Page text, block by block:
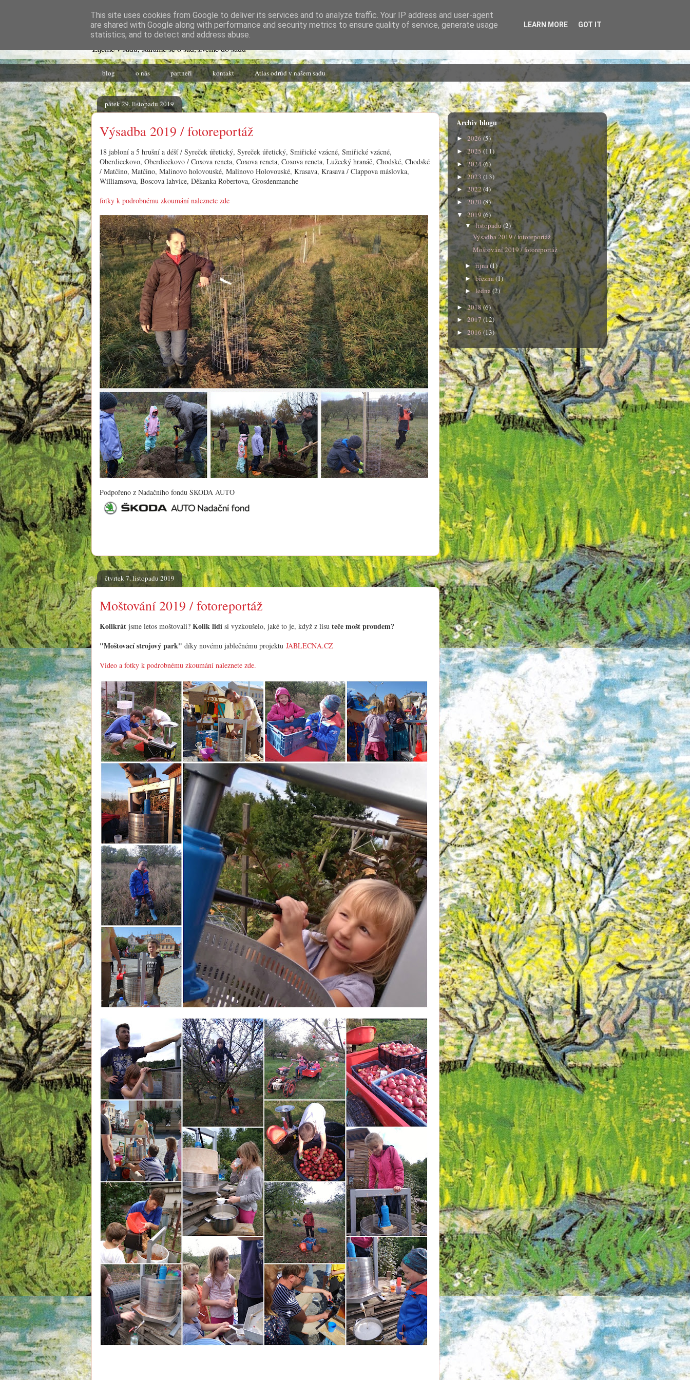
Život v sadu
Žijeme v sadu, staráme se o sad, zveme do sadu
blog o nás partneři kontakt Atlas odrůd v našem sadu
pátek 29. listopadu 2019
Výsadba 2019 / fotoreportáž
18 jabloní a 5 hrušní a déšť / Syreček úřetický, Syreček úřetický, Smiřické vzácné, Smiřické vzácné,
Oberdieckovo, Oberdieckovo / Coxova reneta, Coxova reneta, Coxova reneta, Lužecký hranáč, Chodské, Chodské
/ Matčino, Matčino, Malinovo holovouské, Malinovo Holovouské, Krasava, Krasava / Clappova máslovka,
Williamsova, Boscova lahvice, Děkanka Robertova, Grosdenmanche
fotky k podrobnému zkoumání naleznete zde
Podpořeno z Nadačního fondu ŠKODA AUTO
čtvrtek 7. listopadu 2019
Moštování 2019 / fotoreportáž
Kolikrát jsme letos moštovali? Kolik lidí si vyzkoušelo, jaké to je, když z lisu teče mošt proudem?
"Moštovací strojový park" díky novému jablečnému projektu JABLECNA.CZ
Video a fotky k podrobnému zkoumání naleznete zde.
Archiv blogu
►2026(5)
►2025(11)
►2024(6)
►2023 (13)
►2022(4)
► 2020(8)
▼ 2019(6)
▼listopadu(2)
Výsadba 2019 / fotoreportáž
Moštování 2019 / fotoreportáž
►října(1)
►března(1)
►ledna(2)
►2018(6)
►2017(12)
► 2016(13)
This site uses cookies from Google to deliver its services and to analyze traffic. Your IP address and user-agent
are shared with Google along with performance and security metrics to ensure quality of service, generate usage
statistics, and to detect and address abuse.
LEARN MORE GOT IT